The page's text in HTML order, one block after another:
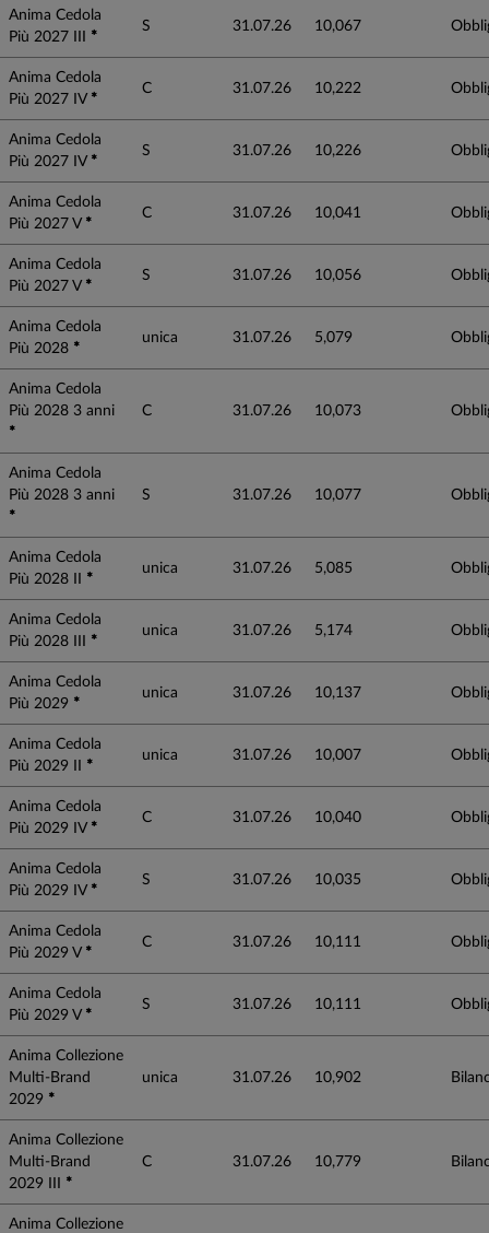
Anima Cedola
Più 2027 III *
S 31.07.26 10,067
Anima Cedola
Più 2027 IV *
C 31.07.26 10,222
Anima Cedola
Più 2027 IV *
S 31.07.26 10,226
Anima Cedola
Più 2027 V *
C 31.07.26 10,041
Anima Cedola
Più 2027 V *
S 31.07.26 10,056
Anima Cedola
Più 2028 *
unica 31.07.26 5,079
Anima Cedola
Più 2028 3 anni
*
C 31.07.26 10,073
Anima Cedola
Più 2028 3 anni
*
S 31.07.26 10,077
Anima Cedola
Più 2028 II *
unica 31.07.26 5,085
Anima Cedola
Più 2028 III *
unica 31.07.26 5,174
Anima Cedola
Più 2029 *
unica 31.07.26 10,137
Anima Cedola
Più 2029 II *
unica 31.07.26 10,007
Anima Cedola
Più 2029 IV *
C 31.07.26 10,040
Anima Cedola
Più 2029 IV *
S 31.07.26 10,035
Anima Cedola
Più 2029 V *
C 31.07.26 10,111
Anima Cedola
Più 2029 V *
S 31.07.26 10,111
Anima Collezione
Multi-Brand
2029 *
unica 31.07.26 10,902
Anima Collezione
Multi-Brand
2029 III *
C 31.07.26 10,779
Anima Collezione